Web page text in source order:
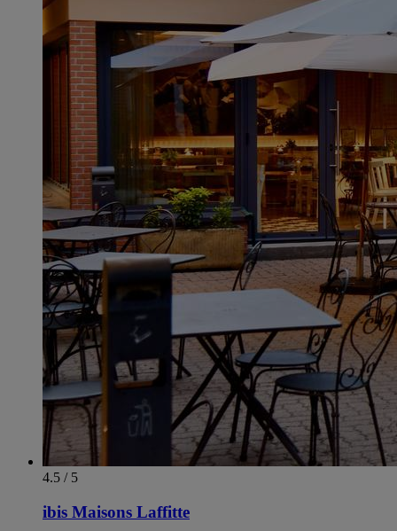
4.5 / 5
ibis Maisons Laffitte